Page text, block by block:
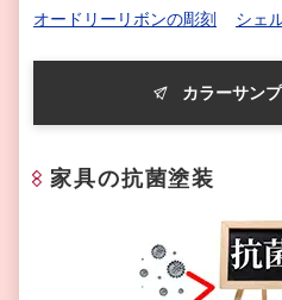
オードリーリボンの彫刻 シェ
カラーサン
家具の抗菌塗装